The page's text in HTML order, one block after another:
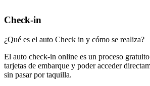
Check-in
¿Qué es el auto Check in y cómo se realiza?
El auto check-in online es un proceso
tarjetas de embarque y poder acceder
sin pasar por taquilla.